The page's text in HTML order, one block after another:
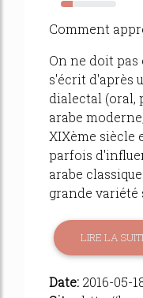
22%
Comment
On ne doit
s'écrit d'après
dialectal (oral,
arabe
XIXème siècle
parfois
arabe
grande variété
LIRE LA
Date: 2016-05-